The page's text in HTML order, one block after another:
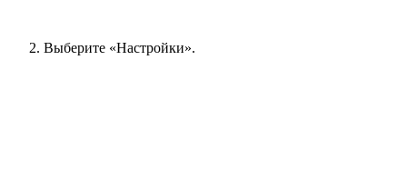
Выберите «Настройки».